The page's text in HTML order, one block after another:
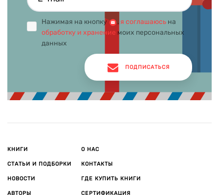
Нажимая на кнопку , я соглашаюсь на
обработку и хранение моих персональных
данных
ПОДПИСАТЬСЯ
КНИГИ
СТАТЬИ И ПОДБОРКИ
НОВОСТИ
АВТОРЫ
О НАС
КОНТАКТЫ
ГДЕ КУПИТЬ КНИГИ
СЕРТИФИКАЦИЯ